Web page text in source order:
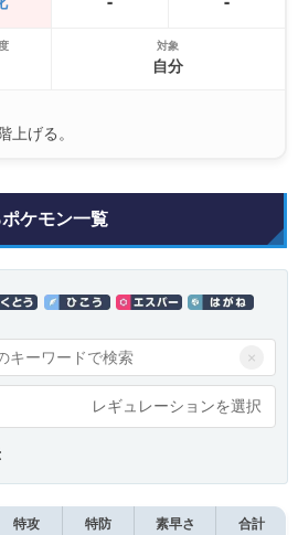
対象
自分
上げる。
ケモン一覧
×
レギュレーションを選択
特攻 特防 素早さ 合計